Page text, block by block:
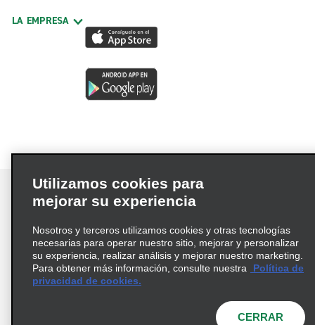
LA EMPRESA
Términos de uso
Política de privacidad
Política de cookies
Información de Salud del Consumidor
© 2026 Enterprise Holdings, Inc. Todos los derechos
Utilizamos cookies para
mejorar su experiencia
Nosotros y terceros utilizamos cookies y otras tecnologías
necesarias para operar nuestro sitio, mejorar y personalizar
su experiencia, realizar análisis y mejorar nuestro marketing.
Para obtener más información, consulte nuestra
Política de
privacidad de cookies.
CERRAR